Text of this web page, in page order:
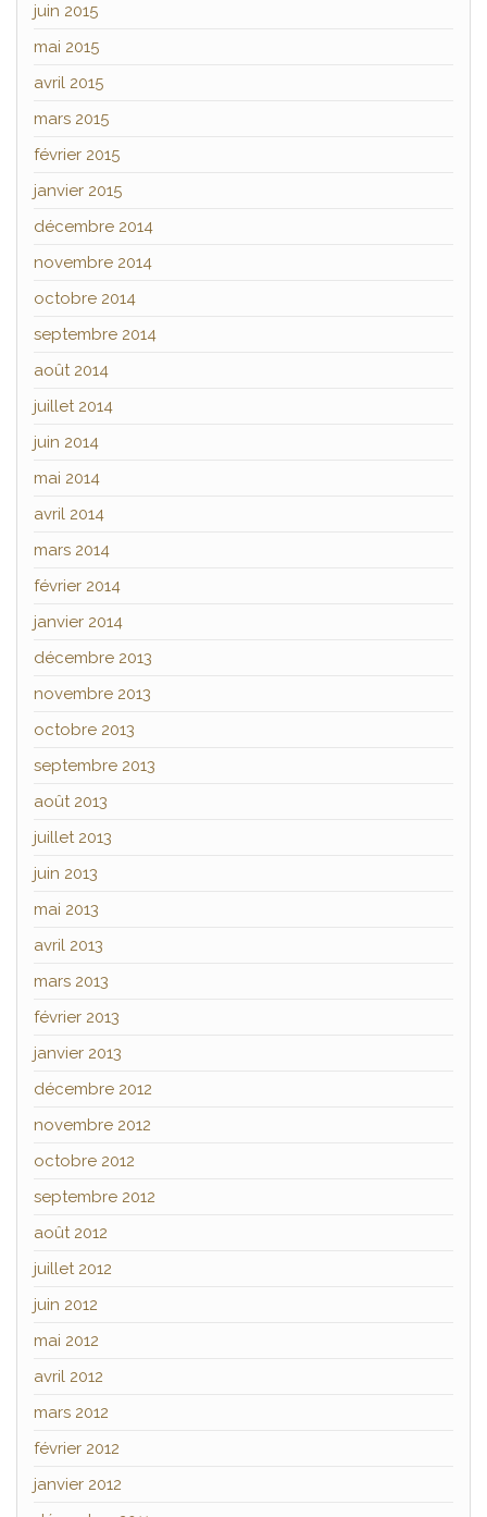
juin 2015
mai 2015
avril 2015
mars 2015
février 2015
janvier 2015
décembre 2014
novembre 2014
octobre 2014
septembre 2014
août 2014
juillet 2014
juin 2014
mai 2014
avril 2014
mars 2014
février 2014
janvier 2014
décembre 2013
novembre 2013
octobre 2013
septembre 2013
août 2013
juillet 2013
juin 2013
mai 2013
avril 2013
mars 2013
février 2013
janvier 2013
décembre 2012
novembre 2012
octobre 2012
septembre 2012
août 2012
juillet 2012
juin 2012
mai 2012
avril 2012
mars 2012
février 2012
janvier 2012